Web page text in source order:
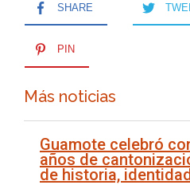
SHARE
PIN
Más noticias
Guamote celebró
años de
de historia,